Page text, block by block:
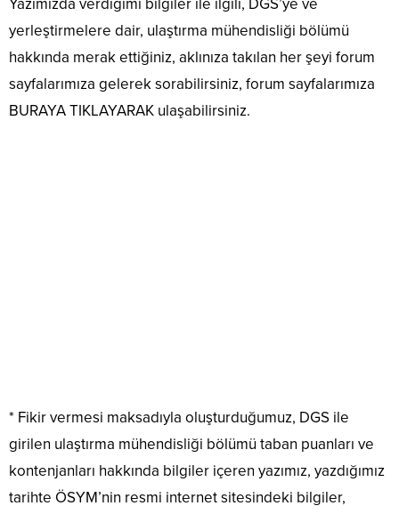
Yazımızda verdiğimi bilgiler ile ilgili, DGS’ye ve
yerleştirmelere dair, ulaştırma mühendisliği bölümü
hakkında merak ettiğiniz, aklınıza takılan her şeyi forum
sayfalarımıza gelerek sorabilirsiniz, forum sayfalarımıza
BURAYA TIKLAYARAK ulaşabilirsiniz.
* Fikir vermesi maksadıyla oluşturduğumuz, DGS ile
girilen ulaştırma mühendisliği bölümü taban puanları ve
kontenjanları hakkında bilgiler içeren yazımız, yazdığımız
tarihte ÖSYM’nin resmi internet sitesindeki bilgiler,